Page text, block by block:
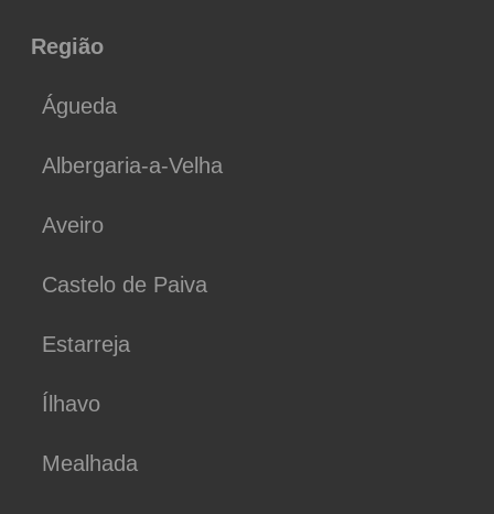
Região
Águeda
Albergaria-a-Velha
Aveiro
Castelo de Paiva
Estarreja
Ílhavo
Mealhada